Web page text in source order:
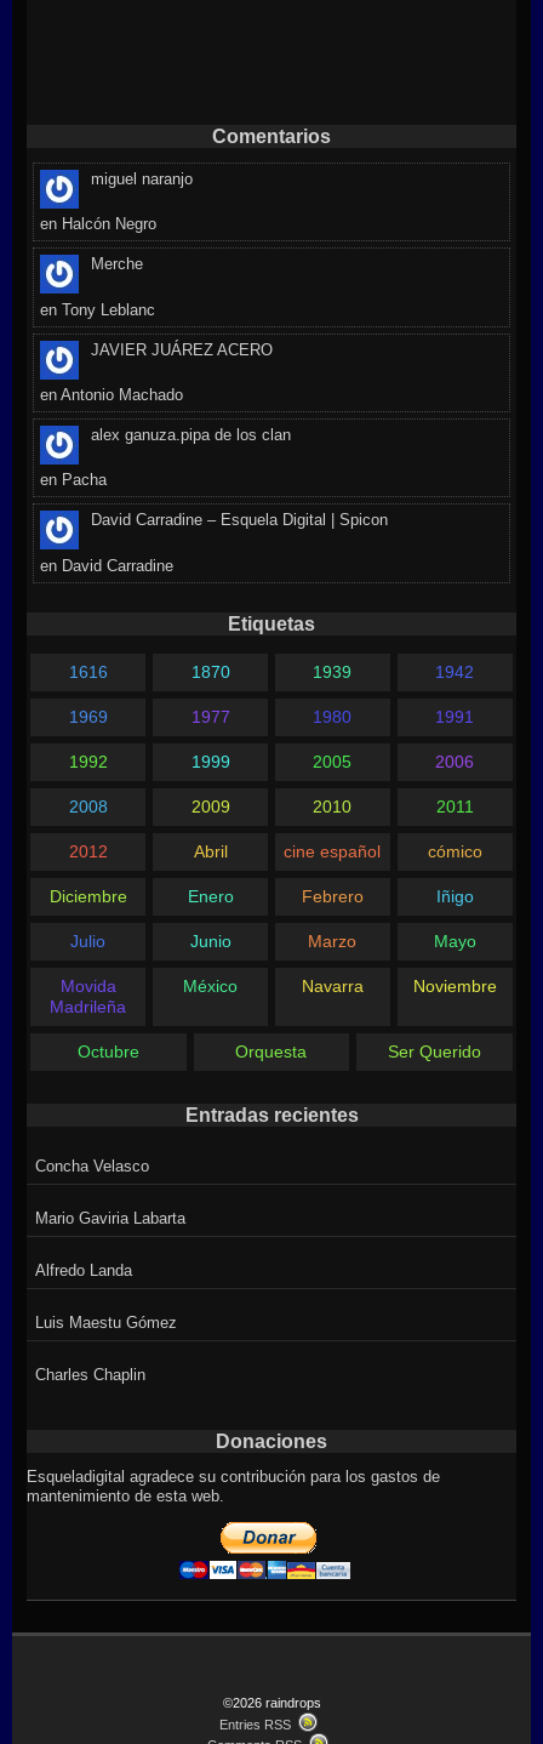
Comentarios
miguel naranjo
en Halcón Negro
Merche
enTony Leblanc
JAVIER JUÁREZ ACERO
enAntonio Machado
alex ganuza.pipa de los clan
en Pacha
David Carradine – Esquela Digital | Spicon
en David Carradine
Etiquetas
1616 1870 1939 1942
1969 1977 1980 1991
1992 1999 2005 2006
2008 2009 2010 2011
2012 Abril cine español cómico
Diciembre Enero Febrero Iñigo
Julio Junio Marzo Mayo
Movida
Madrileña
México Navarra Noviembre
Octubre Orquesta Ser Querido
Entradas recientes
Concha Velasco
Mario Gaviria Labarta
Alfredo Landa
Luis Maestu Gómez
Charles Chaplin
Donaciones
Esqueladigital agradece su contribución para los gastos de
mantenimiento de esta web.
©2026 raindrops
Entries RSS